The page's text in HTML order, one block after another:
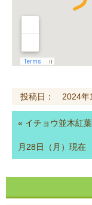
投稿日： 2024年
« イチョウ並木紅
月28日（月）現在